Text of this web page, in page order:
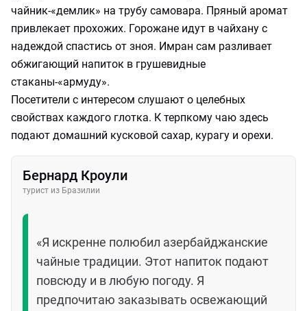
чайник-«демлик» на трубу самовара. Пряный аромат
привлекает прохожих. Горожане идут в чайхану с
надеждой спастись от зноя. Имран сам разливает
обжигающий напиток в грушевидные
стаканы-«армуду».
Посетители с интересом слушают о целебных
свойствах каждого глотка. К терпкому чаю здесь
подают домашний кусковой сахар, курагу и орехи.
Бернард Кроули
турист из Бразилии
«Я искренне полюбил азербайджанские
чайные традиции. Этот напиток подают
повсюду и в любую погоду. Я
предпочитаю заказывать освежающий